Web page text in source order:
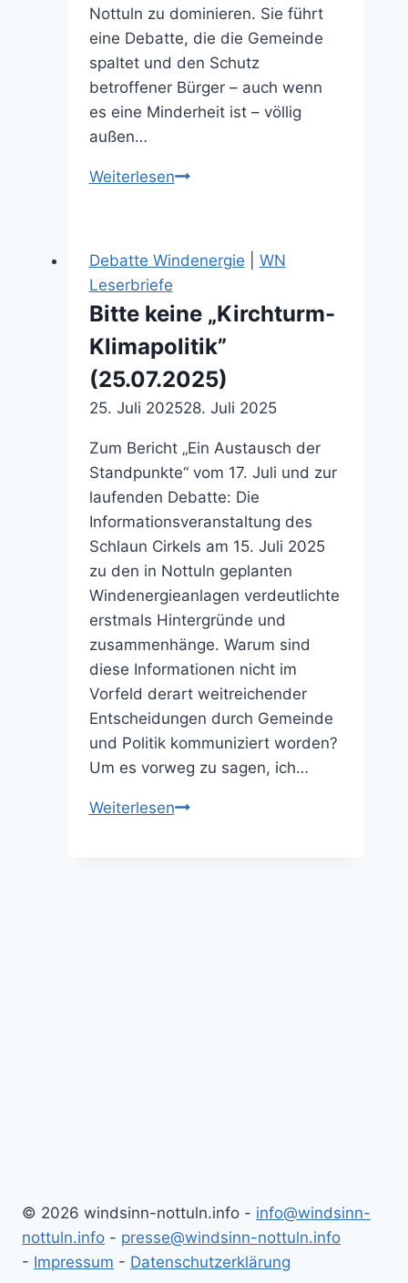
Nottuln zu dominieren. Sie führt
eine Debatte, die die Gemeinde
spaltet und den Schutz
betroffener Bürger – auch wenn
es eine Minderheit ist – völlig
außen…
WeiterlesenSozialer
(17.10.2025)
Debatte Windenergie
WN
Leserbriefe
Bitte keine „Kirchturm-
Klimapolitik”
(25.07.2025)
25. Juli 202528. Juli 2025
Zum Bericht „Ein Austausch der
Standpunkte“ vom 17. Juli und zur
laufenden Debatte: Die
Informationsveranstaltung des
Schlaun Cirkels am 15. Juli 2025
zu den in Nottuln geplanten
Windenergieanlagen verdeutlichte
erstmals Hintergründe und
zusammenhänge. Warum sind
diese Informationen nicht im
Vorfeld derart weitreichender
Entscheidungen durch Gemeinde
und Politik kommuniziert worden?
Um es vorweg zu sagen, ich…
WeiterlesenBitte
© 2026 windsinn-nottuln.info - info@windsinn-
nottuln.info - presse@windsinn-nottuln.info
- Impressum - Datenschutzerklärung